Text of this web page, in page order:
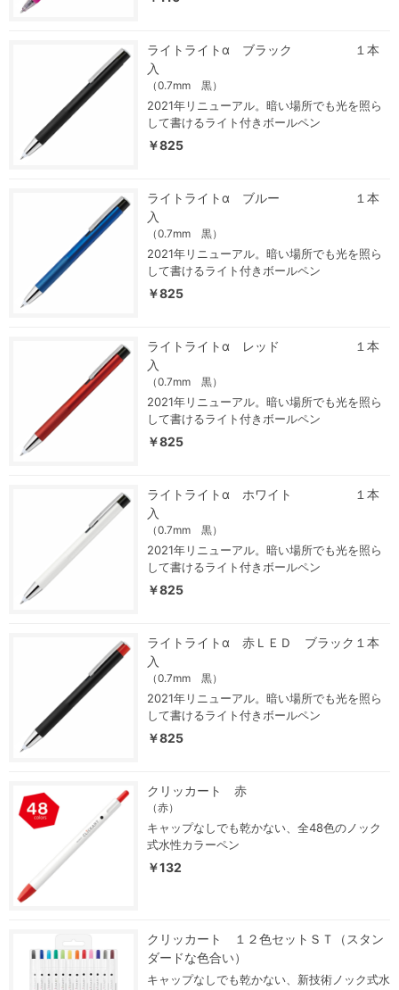
ライトライトα ブラック １本
入
（0.7mm 黒）
2021年リニューアル。暗い場所でも光を照ら
して書けるライト付きボールペン
￥825
ライトライトα ブルー １本
入
（0.7mm 黒）
2021年リニューアル。暗い場所でも光を照ら
して書けるライト付きボールペン
￥825
ライトライトα レッド １本
入
（0.7mm 黒）
2021年リニューアル。暗い場所でも光を照ら
して書けるライト付きボールペン
￥825
ライトライトα ホワイト １本
入
（0.7mm 黒）
2021年リニューアル。暗い場所でも光を照ら
して書けるライト付きボールペン
￥825
ライトライトα 赤ＬＥＤ ブラック１本
入
（0.7mm 黒）
2021年リニューアル。暗い場所でも光を照ら
して書けるライト付きボールペン
￥825
クリッカート 赤
（赤）
キャップなしでも乾かない、全48色のノック
式水性カラーペン
￥132
クリッカート １２色セットＳＴ（スタン
ダードな色合い）
キャップなしでも乾かない、新技術ノック式水